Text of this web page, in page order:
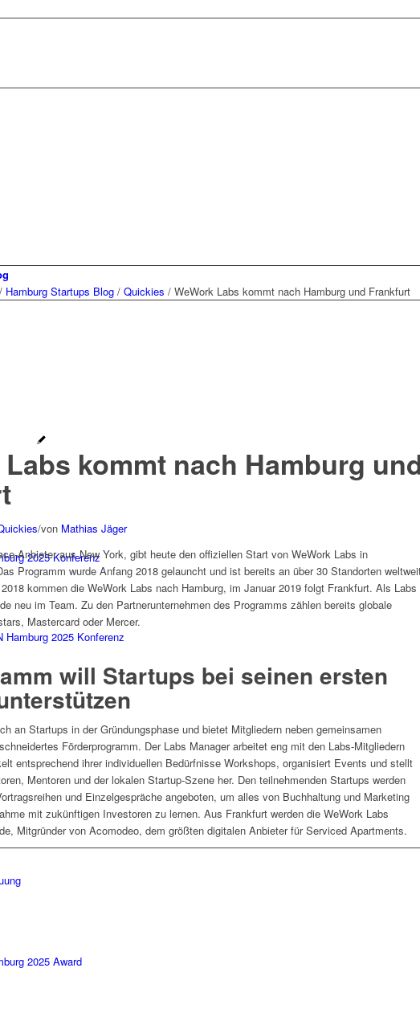
2025 Konferenz
Hamburg 2025 Konferenz
2025 Award
/ Hamburg Startups Blog / Quickies / WeWork Labs kommt nach Hamburg und Frankfurt
Labs kommt nach Hamburg
/von Mathias Jäger
Anbieter aus New York, gibt heute den offiziellen Start von WeWork Labs in
Programm wurde Anfang 2018 gelauncht und ist bereits an über 30 Standorten
kommen die WeWork Labs nach Hamburg, im Januar 2019 folgt Frankfurt. Als Labs
neu im Team. Zu den Partnerunternehmen des Programms zählen bereits globale
Mastercard oder Mercer.
will Startups bei seinen ersten
an Startups in der Gründungsphase und bietet Mitgliedern neben gemeinsamen
Förderprogramm. Der Labs Manager arbeitet eng mit den Labs-Mitgliedern
entsprechend ihrer individuellen Bedürfnisse Workshops, organisiert Events und stellt
Mentoren und der lokalen Startup-Szene her. Den teilnehmenden Startups werden
und Einzelgespräche angeboten, um alles von Buchhaltung und Marketing
mit zukünftigen Investoren zu lernen. Aus Frankfurt werden die WeWork Labs
Mitgründer von Acomodeo, dem größten digitalen Anbieter für Serviced Apartments.